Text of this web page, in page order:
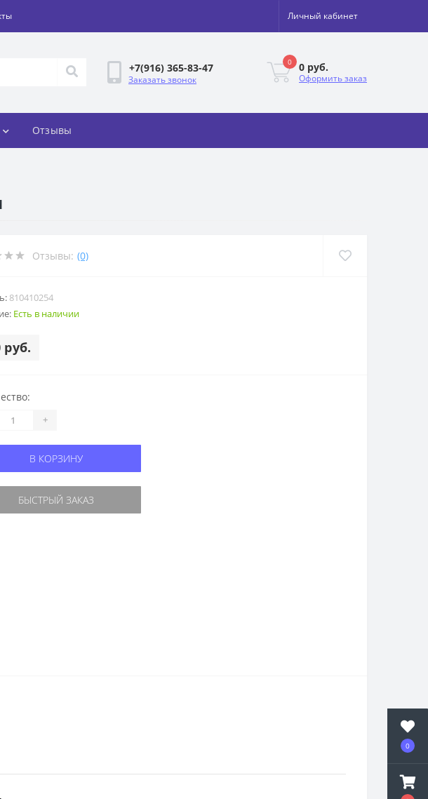
0
Личный кабинет
+7(916) 365-83-47
Заказать звонок
0 0 руб.
Оформить заказ
Отзывы
Отзывы: (0)
810410254
Есть в наличии
руб.
+
В КОРЗИНУ
БЫСТРЫЙ ЗАКАЗ